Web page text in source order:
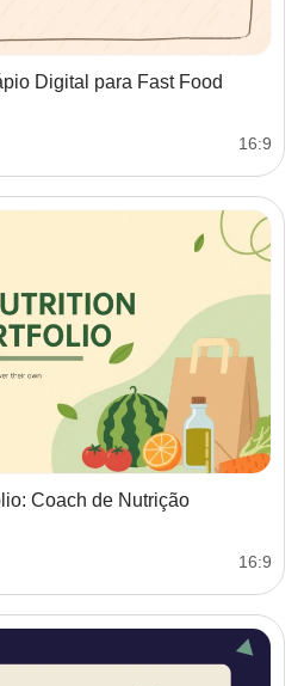
Digital para Fast Food
16:9
Coach de Nutrição
16:9